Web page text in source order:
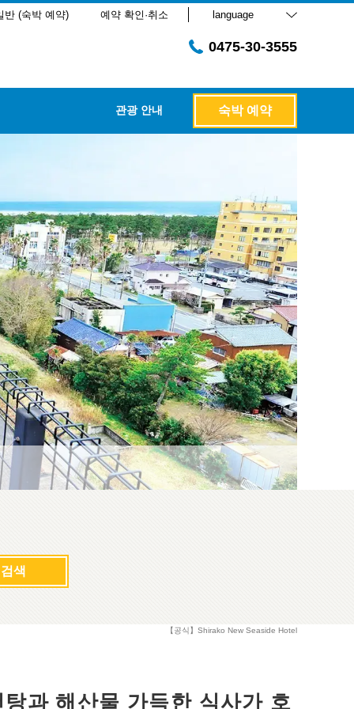
반 (숙박 예약) 예약 확인·취소 language
0475-30-3555
관광 안내 숙박 예약
검색
【공식】Shirako New Seaside Hotel
과 해산물 가득한 식사가 호